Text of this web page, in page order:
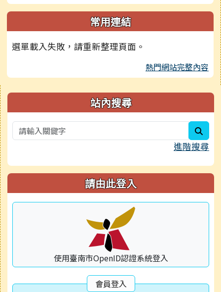
常用連結
選單載入失敗，請重新整理頁面。
熱門網站完整內容
右邊區域內容 站內搜尋
進階搜尋
請由此登入
使用臺南市OpenID認證系統登入
會員登入